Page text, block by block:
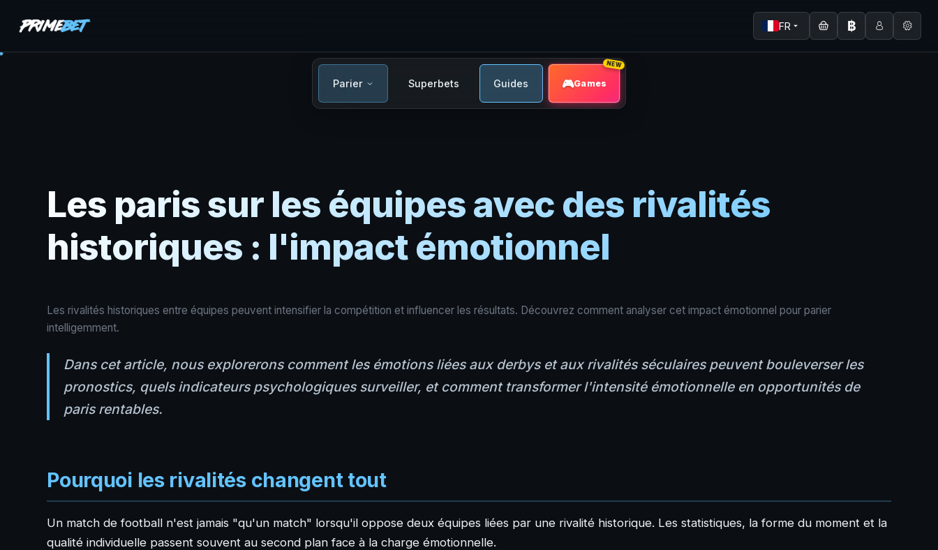
FR ฿
Parier Superbets Guides Games
NEW
Les paris sur les équipes avec des rivalités
historiques : l'impact émotionnel
Les rivalités historiques entre équipes peuvent intensifier la compétition et influencer les résultats. Découvrez comment analyser cet impact émotionnel pour parier
intelligemment.
Dans cet article, nous explorerons comment les émotions liées aux derbys et aux rivalités séculaires peuvent bouleverser les
pronostics, quels indicateurs psychologiques surveiller, et comment transformer l'intensité émotionnelle en opportunités de
paris rentables.
Pourquoi les rivalités changent tout
Un match de football n'est jamais "qu'un match" lorsqu'il oppose deux équipes liées par une rivalité historique. Les statistiques, la forme du moment et la
qualité individuelle passent souvent au second plan face à la charge émotionnelle.